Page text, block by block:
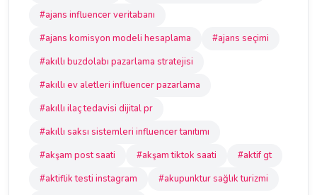
#ajans influencer veritabanı
#ajans komisyon modeli hesaplama
#ajans seçimi
#akıllı buzdolabı pazarlama stratejisi
#akıllı ev aletleri influencer pazarlama
#akıllı ilaç tedavisi dijital pr
#akıllı saksı sistemleri influencer tanıtımı
#akşam post saati
#akşam tiktok saati
#aktif gt
#aktiflik testi instagram
#akupunktur sağlık turizmi